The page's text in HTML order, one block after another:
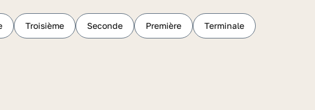
Troisième Seconde Première Terminale